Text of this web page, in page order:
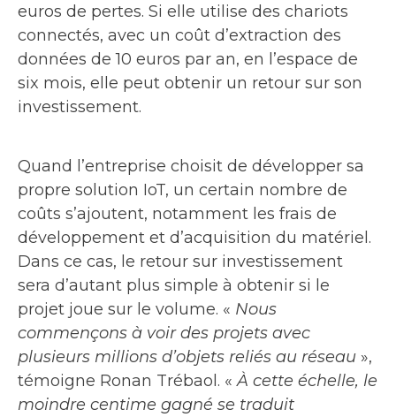
euros de pertes. Si elle utilise des chariots
connectés, avec un coût d’extraction des
données de 10 euros par an, en l’espace de
six mois, elle peut obtenir un retour sur son
investissement.
Quand l’entreprise choisit de développer sa
propre solution IoT, un certain nombre de
coûts s’ajoutent, notamment les frais de
développement et d’acquisition du matériel.
Dans ce cas, le retour sur investissement
sera d’autant plus simple à obtenir si le
projet joue sur le volume. « Nous
commençons à voir des projets avec
plusieurs millions d’objets reliés au réseau »,
témoigne Ronan Trébaol. «À cette échelle, le
moindre centime gagné se traduit